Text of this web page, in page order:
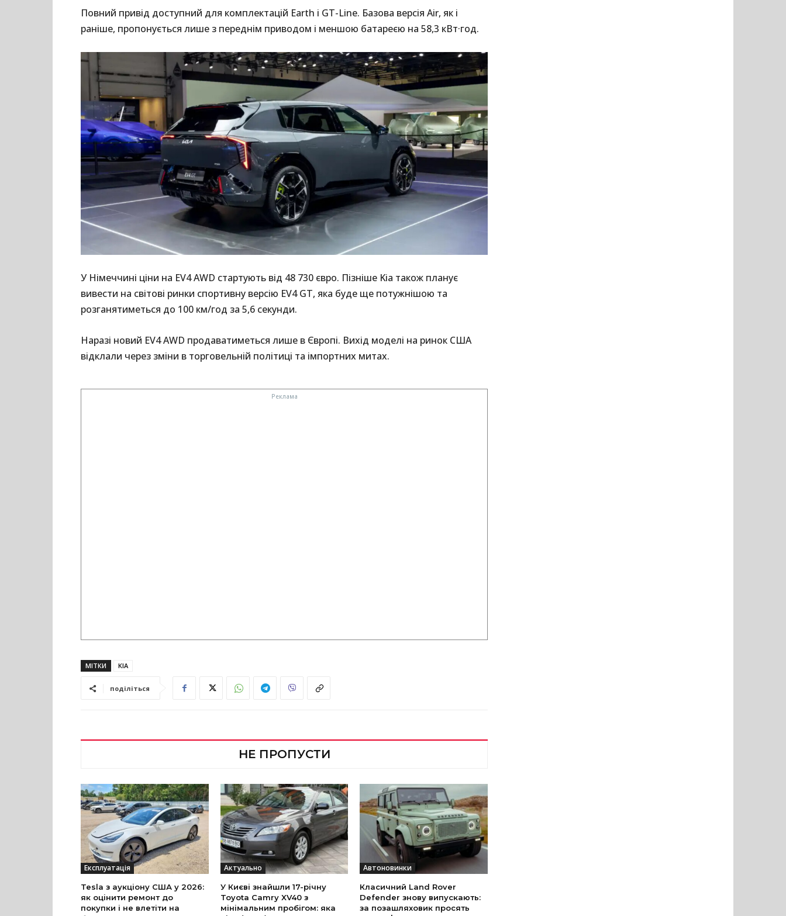
Повний привід доступний для комплектацій Earth і GT-Line. Базова версія Air, як і
раніше, пропонується лише з переднім приводом і меншою батареєю на 58,3 кВт·год.
У Німеччині ціни на EV4 AWD стартують від 48 730 євро. Пізніше Kia також планує
вивести на світові ринки спортивну версію EV4 GT, яка буде ще потужнішою та
розганятиметься до 100 км/год за 5,6 секунди.
Наразі новий EV4 AWD продаватиметься лише в Європі. Вихід моделі на ринок США
відклали через зміни в торговельній політиці та імпортних митах.
МІТКИ KIA
поділіться
НЕ ПРОПУСТИ
Експлуатація
Tesla з аукціону США у 2026:
як оцінити ремонт до
покупки і не влетіти на
Актуально
У Києві знайшли 17-річну
Toyota Camry XV40 з
мінімальним пробігом: яка
Автоновинки
Класичний Land Rover
Defender знову випускають:
за позашляховик просять